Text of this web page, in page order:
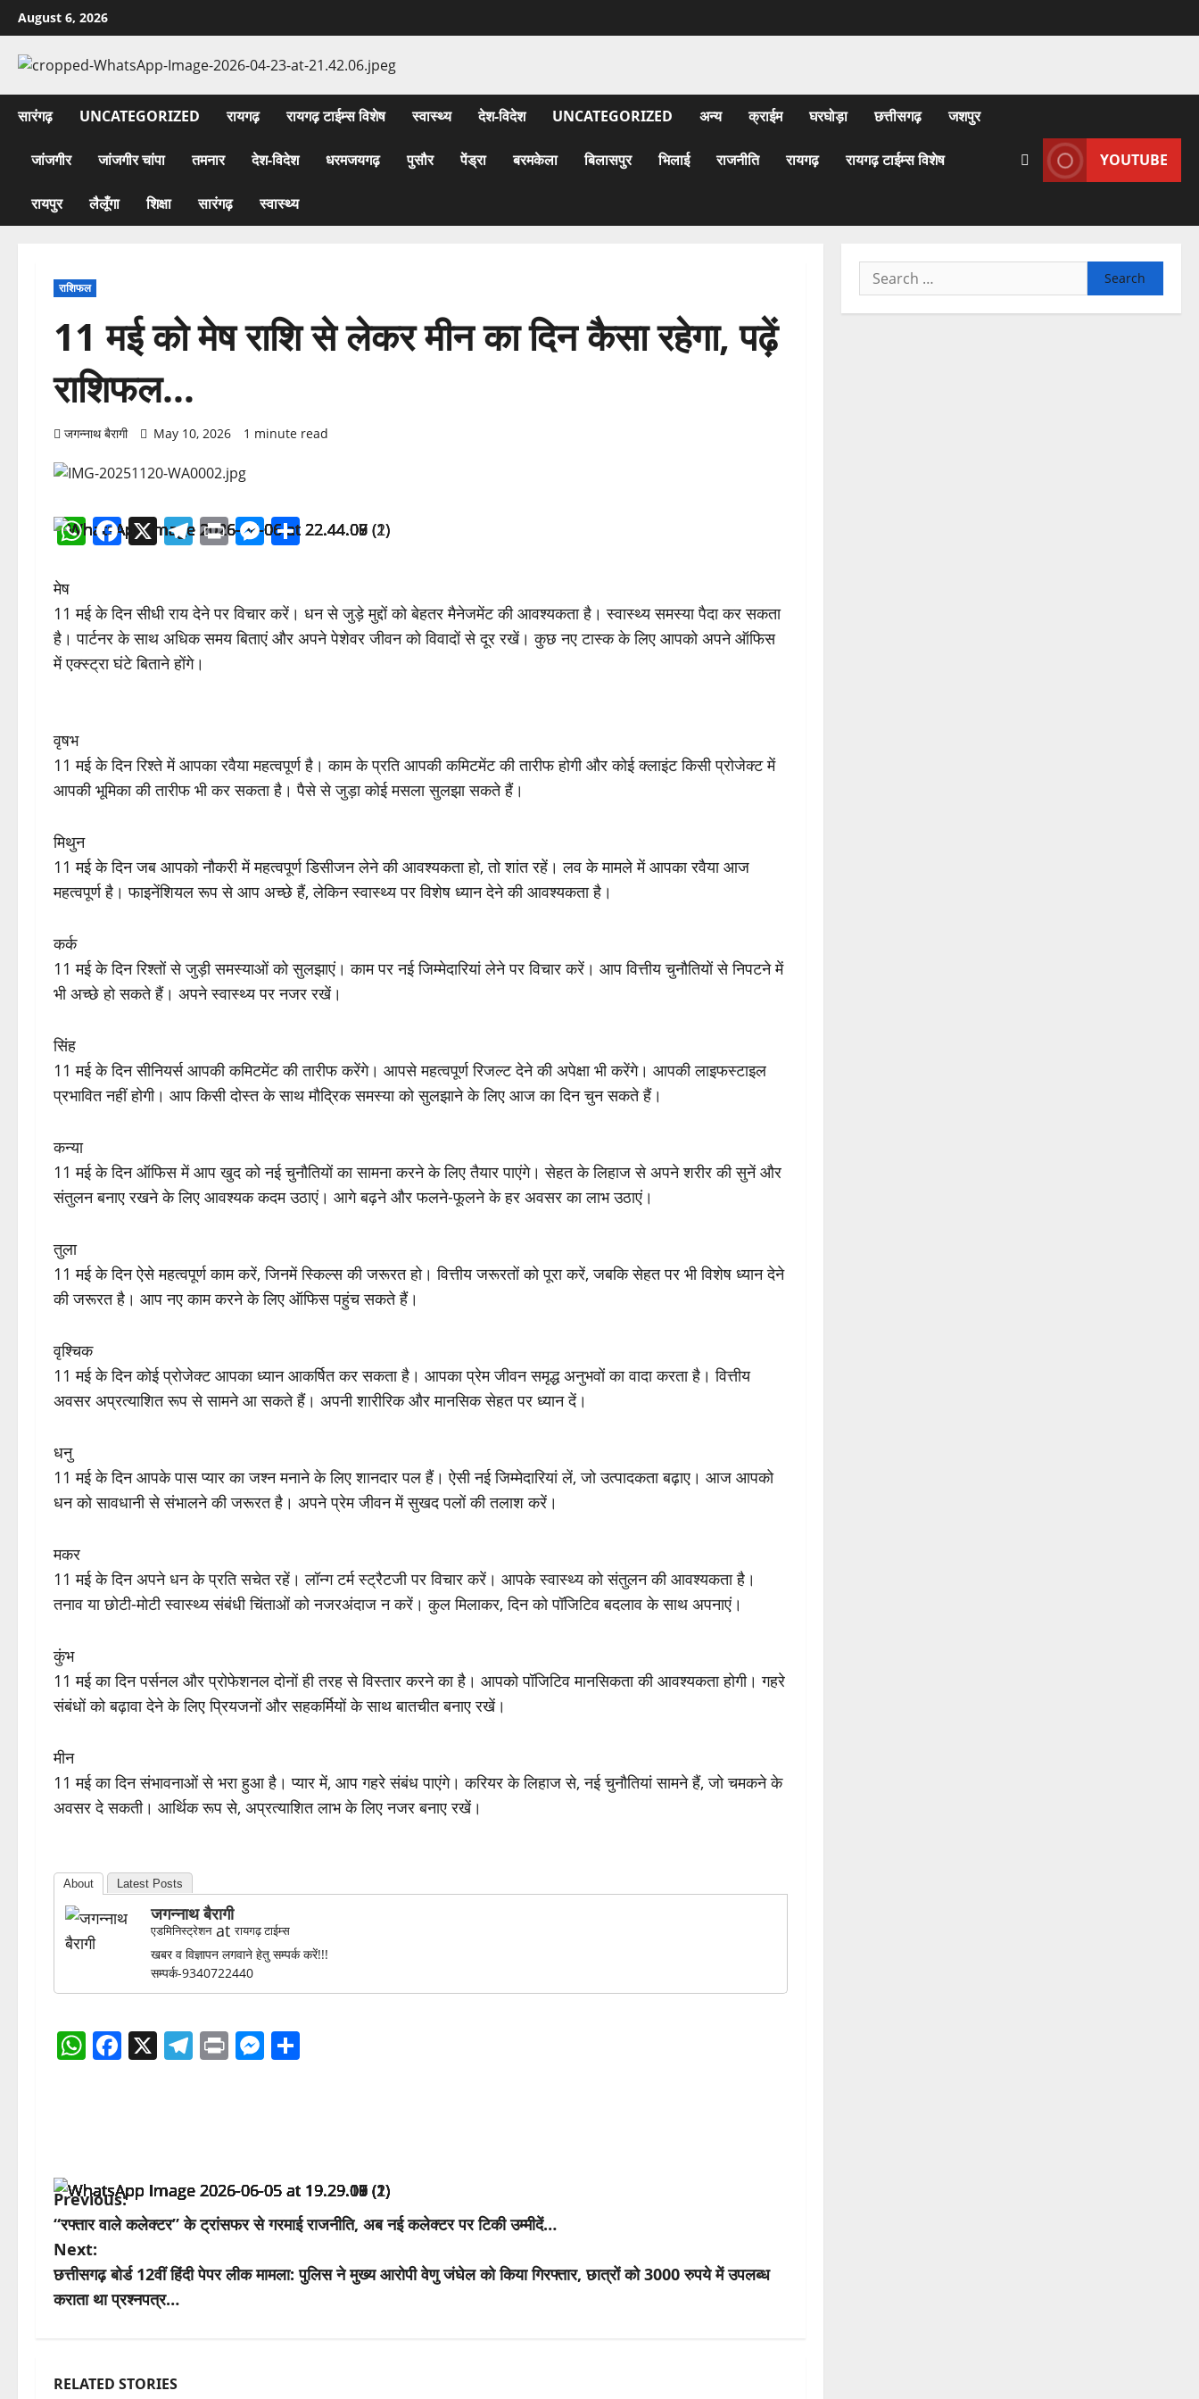
Skip
to
content
August 6, 2026
सारंगढ़ UNCATEGORIZED रायगढ़ रायगढ़ टाईम्स विशेष स्वास्थ्य देश-विदेश UNCATEGORIZED अन्य क्राईम घरघोड़ा छत्तीसगढ़ जशपुर
जांजगीर जांजगीर चांपा तमनार देश-विदेश धरमजयगढ़ पुसौर पेंड्रा बरमकेला बिलासपुर भिलाई राजनीति रायगढ़ रायगढ़ टाईम्स विशेष
रायपुर लैलूँगा शिक्षा सारंगढ़ स्वास्थ्य
YOUTUBE
राशिफल
11 मई को मेष राशि से लेकर मीन का दिन कैसा रहेगा, पढ़ें
राशिफल…
जगन्नाथ बैरागी May 10, 2026 1 minute read
WhatsApp
Facebook
X Telegram
PrintMessenger
Share
मेष
11 मई के दिन सीधी राय देने पर विचार करें। धन से जुड़े मुद्दों को बेहतर मैनेजमेंट की आवश्यकता है। स्वास्थ्य समस्या पैदा कर सकता
है। पार्टनर के साथ अधिक समय बिताएं और अपने पेशेवर जीवन को विवादों से दूर रखें। कुछ नए टास्क के लिए आपको अपने ऑफिस
में एक्स्ट्रा घंटे बिताने होंगे।
वृषभ
11 मई के दिन रिश्ते में आपका रवैया महत्वपूर्ण है। काम के प्रति आपकी कमिटमेंट की तारीफ होगी और कोई क्लाइंट किसी प्रोजेक्ट में
आपकी भूमिका की तारीफ भी कर सकता है। पैसे से जुड़ा कोई मसला सुलझा सकते हैं।
मिथुन
11 मई के दिन जब आपको नौकरी में महत्वपूर्ण डिसीजन लेने की आवश्यकता हो, तो शांत रहें। लव के मामले में आपका रवैया आज
महत्वपूर्ण है। फाइनेंशियल रूप से आप अच्छे हैं, लेकिन स्वास्थ्य पर विशेष ध्यान देने की आवश्यकता है।
कर्क
11 मई के दिन रिश्तों से जुड़ी समस्याओं को सुलझाएं। काम पर नई जिम्मेदारियां लेने पर विचार करें। आप वित्तीय चुनौतियों से निपटने में
भी अच्छे हो सकते हैं। अपने स्वास्थ्य पर नजर रखें।
सिंह
11 मई के दिन सीनियर्स आपकी कमिटमेंट की तारीफ करेंगे। आपसे महत्वपूर्ण रिजल्ट देने की अपेक्षा भी करेंगे। आपकी लाइफस्टाइल
प्रभावित नहीं होगी। आप किसी दोस्त के साथ मौद्रिक समस्या को सुलझाने के लिए आज का दिन चुन सकते हैं।
कन्या
11 मई के दिन ऑफिस में आप खुद को नई चुनौतियों का सामना करने के लिए तैयार पाएंगे। सेहत के लिहाज से अपने शरीर की सुनें और
संतुलन बनाए रखने के लिए आवश्यक कदम उठाएं। आगे बढ़ने और फलने-फूलने के हर अवसर का लाभ उठाएं।
तुला
11 मई के दिन ऐसे महत्वपूर्ण काम करें, जिनमें स्किल्स की जरूरत हो। वित्तीय जरूरतों को पूरा करें, जबकि सेहत पर भी विशेष ध्यान देने
की जरूरत है। आप नए काम करने के लिए ऑफिस पहुंच सकते हैं।
वृश्चिक
11 मई के दिन कोई प्रोजेक्ट आपका ध्यान आकर्षित कर सकता है। आपका प्रेम जीवन समृद्ध अनुभवों का वादा करता है। वित्तीय
अवसर अप्रत्याशित रूप से सामने आ सकते हैं। अपनी शारीरिक और मानसिक सेहत पर ध्यान दें।
धनु
11 मई के दिन आपके पास प्यार का जश्न मनाने के लिए शानदार पल हैं। ऐसी नई जिम्मेदारियां लें, जो उत्पादकता बढ़ाए। आज आपको
धन को सावधानी से संभालने की जरूरत है। अपने प्रेम जीवन में सुखद पलों की तलाश करें।
मकर
11 मई के दिन अपने धन के प्रति सचेत रहें। लॉन्ग टर्म स्ट्रैटजी पर विचार करें। आपके स्वास्थ्य को संतुलन की आवश्यकता है।
तनाव या छोटी-मोटी स्वास्थ्य संबंधी चिंताओं को नजरअंदाज न करें। कुल मिलाकर, दिन को पॉजिटिव बदलाव के साथ अपनाएं।
कुंभ
11 मई का दिन पर्सनल और प्रोफेशनल दोनों ही तरह से विस्तार करने का है। आपको पॉजिटिव मानसिकता की आवश्यकता होगी। गहरे
संबंधों को बढ़ावा देने के लिए प्रियजनों और सहकर्मियों के साथ बातचीत बनाए रखें।
मीन
11 मई का दिन संभावनाओं से भरा हुआ है। प्यार में, आप गहरे संबंध पाएंगे। करियर के लिहाज से, नई चुनौतियां सामने हैं, जो चमकने के
अवसर दे सकती। आर्थिक रूप से, अप्रत्याशित लाभ के लिए नजर बनाए रखें।
About Latest Posts
जगन्नाथ बैरागी
एडमिनिस्ट्रेशनatरायगढ़ टाईम्स
खबर व विज्ञापन लगवाने हेतु सम्पर्क करें!!!
सम्पर्क-9340722440
WhatsApp
Facebook
X Telegram
PrintMessenger
P
o
s
t
a
Previous:
“रफ्तार वाले कलेक्टर” के ट्रांसफर से गरमाई राजनीति, अब नई कलेक्टर पर टिकी उम्मीदें…
Next:
छत्तीसगढ़ बोर्ड 12वीं हिंदी पेपर लीक मामला: पुलिस ने मुख्य आरोपी वेणु जंघेल को किया गिरफ्तार, छात्रों को 3000 रुपये में उपलब्ध
कराता था प्रश्नपत्र…
RELATED STORIES
Search
for: